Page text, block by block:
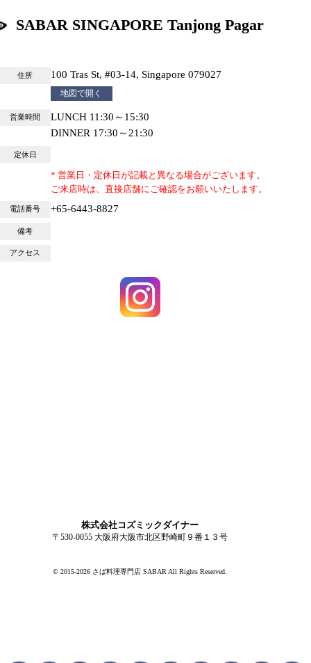
SABAR SINGAPORE Tanjong Pagar
住所 100 Tras St, #03-14, Singapore 079027
地図で開く
営業時間
LUNCH 11:30～15:30
DINNER 17:30～21:30
定休日
* 営業日・定休日が記載と異なる場合がございます。
ご来店時は、直接店舗にご確認をお願いいたします。
電話番号 +65-6443-8827
備考
アクセス
株式会社コズミックダイナー
〒530-0055 大阪府大阪市北区野崎町９番１３号
© 2015-2026 さば料理専門店 SABAR All Rights Reserved.